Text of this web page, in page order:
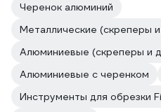
Черенок алюминий
Металлические (скреперы
Алюминиевые (скреперы и
Алюминиевые с черенком
Инструменты для обрезки